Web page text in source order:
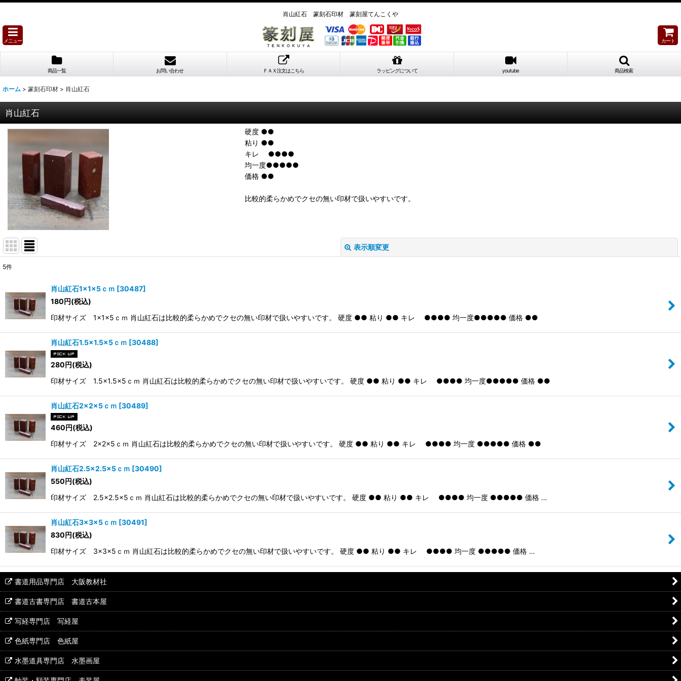
肖山紅石 篆刻石印材 篆刻屋てんこくや
メニュー カート
商品一覧 お問い合わせ ＦＡＸ注文はこちら ラッピングについて youtube 商品検索
ホーム > 篆刻石印材 > 肖山紅石
肖山紅石
硬度 ●●
粘り ●●
キレ ●●●●
均一度●●●●●
価格 ●●
比較的柔らかめでクセの無い印材で扱いやすいです。
表示順変更
並び順:
絞り込む
5件
肖山紅石1×1×5ｃｍ [30487]
180円(税込)
印材サイズ 1×1×5ｃｍ 肖山紅石は比較的柔らかめでクセの無い印材で扱いやすいです。 硬度 ●● 粘り ●● キレ ●●●● 均一度●●●●● 価格 ●●
肖山紅石1.5×1.5×5ｃｍ [30488]
280円(税込)
印材サイズ 1.5×1.5×5ｃｍ 肖山紅石は比較的柔らかめでクセの無い印材で扱いやすいです。 硬度 ●● 粘り ●● キレ ●●●● 均一度●●●●● 価格 ●●
肖山紅石2×2×5ｃｍ [30489]
460円(税込)
印材サイズ 2×2×5ｃｍ 肖山紅石は比較的柔らかめでクセの無い印材で扱いやすいです。 硬度 ●● 粘り ●● キレ ●●●● 均一度 ●●●●● 価格 ●●
肖山紅石2.5×2.5×5ｃｍ [30490]
550円(税込)
印材サイズ 2.5×2.5×5ｃｍ 肖山紅石は比較的柔らかめでクセの無い印材で扱いやすいです。 硬度 ●● 粘り ●● キレ ●●●● 均一度 ●●●●● 価格 …
肖山紅石3×3×5ｃｍ [30491]
830円(税込)
印材サイズ 3×3×5ｃｍ 肖山紅石は比較的柔らかめでクセの無い印材で扱いやすいです。 硬度 ●● 粘り ●● キレ ●●●● 均一度 ●●●●● 価格 …
書道用品専門店 大阪教材社
書道古書専門店 書道古本屋
写経専門店 写経屋
色紙専門店 色紙屋
水墨道具専門店 水墨画屋